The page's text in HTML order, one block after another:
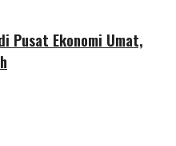
Pusat Ekonomi Umat,